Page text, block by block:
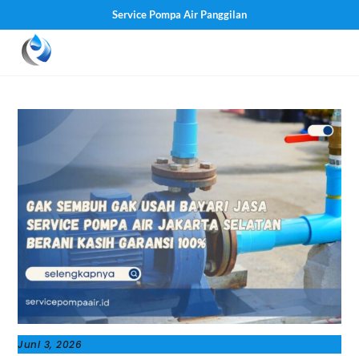
Service Pompa Air Panggilan
Juni 3, 2026